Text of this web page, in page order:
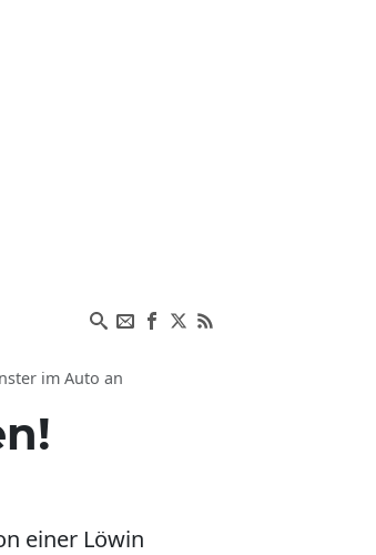
im Auto an
einer Löwin